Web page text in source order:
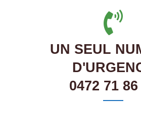
UN SEUL
0472 71